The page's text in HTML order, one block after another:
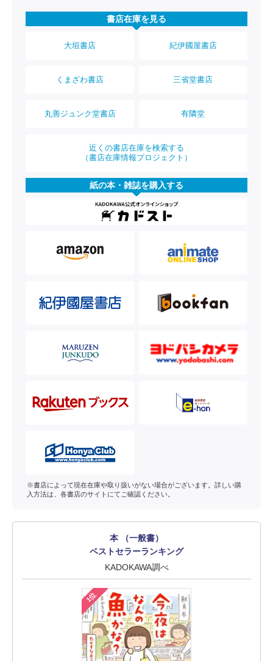
書店在庫を見る
大垣書店 紀伊國屋書店
くまざわ書店 三省堂書店
丸善ジュンク堂書店 有隣堂
近くの書店在庫を検索する
（書店在庫情報プロジェクト）
紙の本・雑誌を購入する
※書店によって現在在庫や取り扱いがない場合がございます。詳しい購
入方法は、各書店のサイトにてご確認ください。
本 （一般書）
ベストセラーランキング
KADOKAWA調べ
1位